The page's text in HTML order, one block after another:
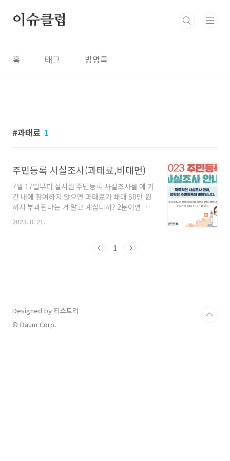
이슈클럽
홈 태그 방명록
과태료 1
주민등록 사실조사(과태료,비대면)
7월 17일부터 실시된 주민등록 사실조사를 에 기
간 내에 참여하지 않으면 과태료가 쵀대 50만 원
까지 부과된다는 거 알고 계십니까? 2분이면 완
료되는 비대면참여는 20일이 마감이었으나 정부
24 시스템오류로 인해 21일까지 진행한다고 하
년 주민등록 사실조사는 주민등록증과 실제거주
주가 아니더라도 세대원 중에 한 분만 진행하면
되니 방문조사가 어려운 분들은 모바일앱으로 비
대면조사를 가급적하시길 추천드립니다. 방문조
2023. 8. 21.
1
Designed by 티스토리
© Daum Corp.